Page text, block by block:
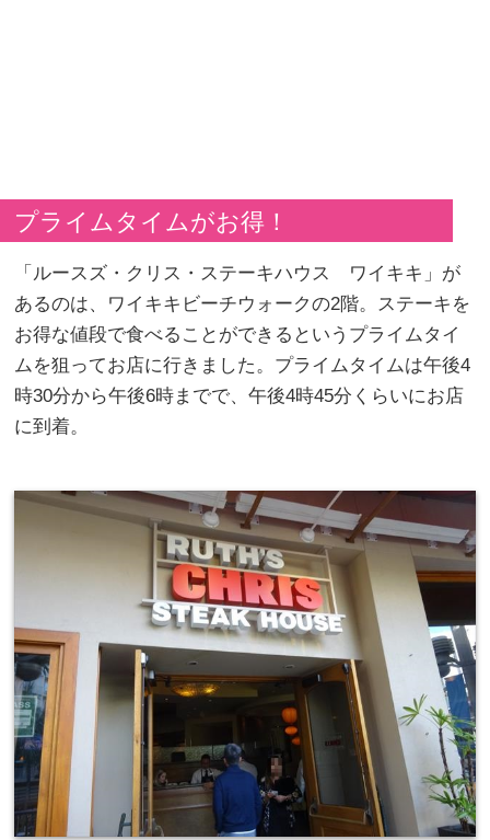
プライムタイムがお得！
「ルースズ・クリス・ステーキハウス ワイキキ」が
あるのは、ワイキキビーチウォークの2階。ステーキを
お得な値段で食べることができるというプライムタイ
ムを狙ってお店に行きました。プライムタイムは午後4
時30分から午後6時までで、午後4時45分くらいにお店
に到着。